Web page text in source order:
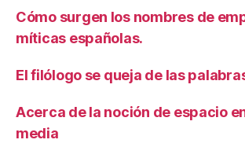
Cómo surgen los nombres de
míticas españolas.
El filólogo se queja de las
Acerca de la noción de espacio
media